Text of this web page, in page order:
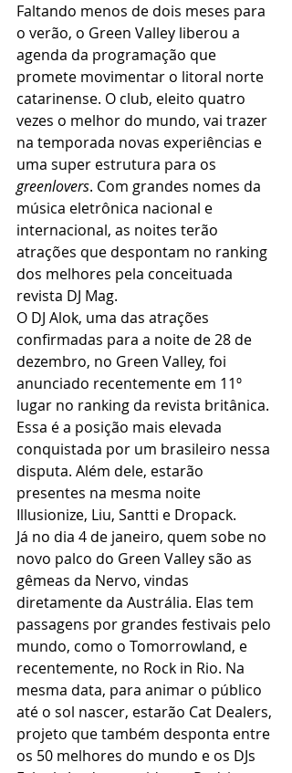
Faltando menos de dois meses para
o verão, o Green Valley liberou a
agenda da programação que
promete movimentar o litoral norte
catarinense. O club, eleito quatro
vezes o melhor do mundo, vai trazer
na temporada novas experiências e
uma super estrutura para os
greenlovers. Com grandes nomes da
música eletrônica nacional e
internacional, as noites terão
atrações que despontam no ranking
dos melhores pela conceituada
revista DJ Mag.
O DJ Alok, uma das atrações
confirmadas para a noite de 28 de
dezembro, no Green Valley, foi
anunciado recentemente em 11º
lugar no ranking da revista britânica.
Essa é a posição mais elevada
conquistada por um brasileiro nessa
disputa. Além dele, estarão
presentes na mesma noite
Illusionize, Liu, Santti e Dropack.
Já no dia 4 de janeiro, quem sobe no
novo palco do Green Valley são as
gêmeas da Nervo, vindas
diretamente da Austrália. Elas tem
passagens por grandes festivais pelo
mundo, como o Tomorrowland, e
recentemente, no Rock in Rio. Na
mesma data, para animar o público
até o sol nascer, estarão Cat Dealers,
projeto que também desponta entre
os 50 melhores do mundo e os DJs